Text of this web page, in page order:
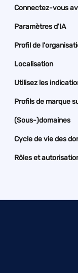
Paramètres d'IA
Profil de
Localisation
Utilisez les
Profils de marque
(Sous-)domaines
Cycle de vie des
Rôles et